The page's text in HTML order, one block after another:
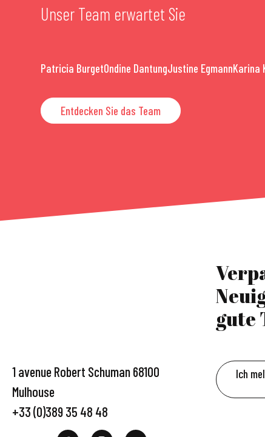
Unser Team erwartet Sie
Patricia BurgetOndine DantungJustine EgmannKarina
Entdecken Sie das Team
1 avenue Robert Schuman 68100
Mulhouse
+33 (0)389 35 48 48
gute
Ich